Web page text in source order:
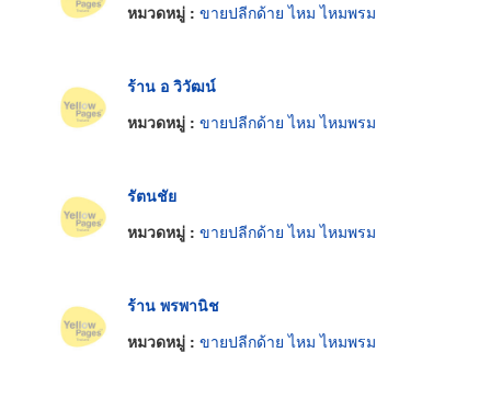
หมวดหมู่ : ขายปลีกด้าย ไหม ไหมพรม
ร้าน อ วิวัฒน์
หมวดหมู่ : ขายปลีกด้าย ไหม ไหมพรม
รัตนชัย
หมวดหมู่ : ขายปลีกด้าย ไหม ไหมพรม
ร้าน พรพานิช
หมวดหมู่ : ขายปลีกด้าย ไหม ไหมพรม